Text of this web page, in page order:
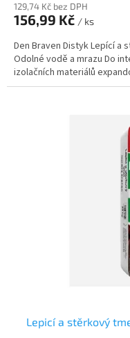
129,74 Kč bez DPH
156,99 Kč / ks
Den Braven Distyk Lepící a
Odolné vodě a mrazu Do
izolačních materiálů
Lepicí a stěrkový